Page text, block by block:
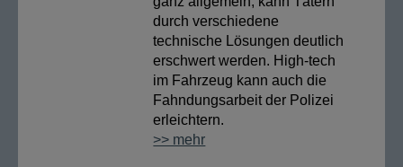
durch verschiedene
technische Lösungen deutlich
erschwert werden. High-tech
im Fahrzeug kann auch die
Fahndungsarbeit der Polizei
erleichtern.
>> mehr